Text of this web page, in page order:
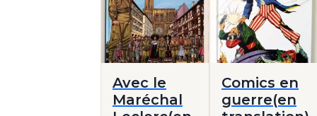
Avec le
Maréchal
Comics en
guerre(en